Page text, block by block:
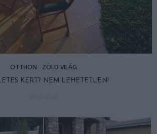
OTTHON ZÖLD VILÁG
KERT? NEM LEHETETLEN!